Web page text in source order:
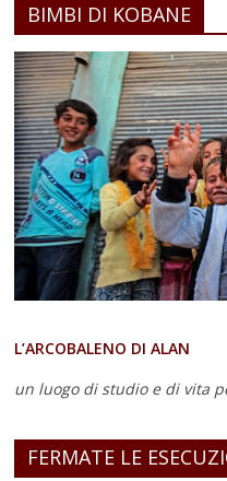
BIMBI DI KOBANE
L’ARCOBALENO DI ALAN
un luogo di studio e di vita
FERMATE LE